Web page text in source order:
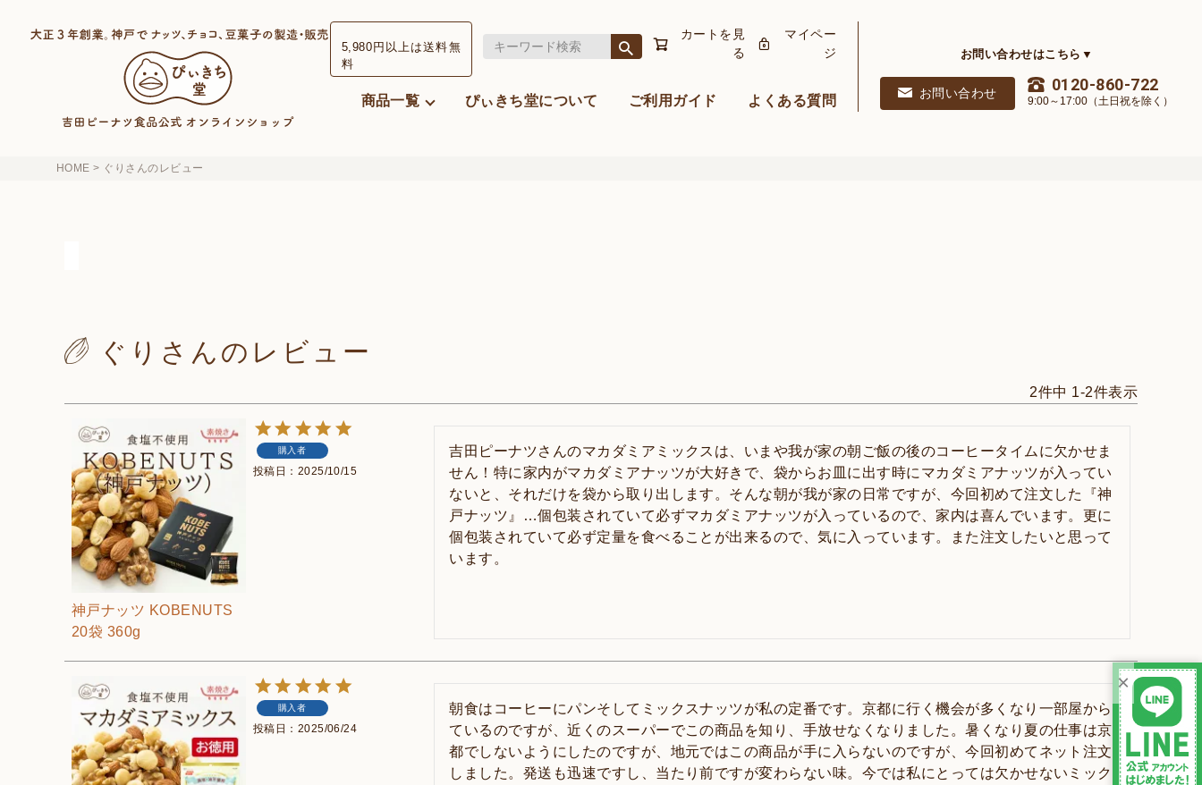
×
5,980円以上は送料無
料
カートを見
る
マイペー
ジ
商品一覧 ぴぃきち堂について ご利用ガイド よくある質問
お問い合わせはこちら▼
お問い合わせ 0120-860-722
9:00～17:00（土日祝を除く）
HOME ぐりさんのレビュー
ぐりさんのレビュー
2件中 1-2件表示
神戸ナッツ KOBENUTS
20袋 360g
購入者
投稿日 2025/10/15
吉田ピーナツさんのマカダミアミックスは、いまや我が家の朝ご飯の後のコーヒータイムに欠かせま
せん！特に家内がマカダミアナッツが大好きで、袋からお皿に出す時にマカダミアナッツが入ってい
ないと、それだけを袋から取り出します。そんな朝が我が家の日常ですが、今回初めて注文した『神
戸ナッツ』…個包装されていて必ずマカダミアナッツが入っているので、家内は喜んでいます。更に
個包装されていて必ず定量を食べることが出来るので、気に入っています。また注文したいと思って
います。
購入者
投稿日 2025/06/24
朝食はコーヒーにパンそしてミックスナッツが私の定番です。京都に行く機会が多くなり一部屋から
ているのですが、近くのスーパーでこの商品を知り、手放せなくなりました。暑くなり夏の仕事は京
都でしないようにしたのですが、地元ではこの商品が手に入らないのですが、今回初めてネット注文
しました。発送も迅速ですし、当たり前ですが変わらない味。今では私にとっては欠かせないミック